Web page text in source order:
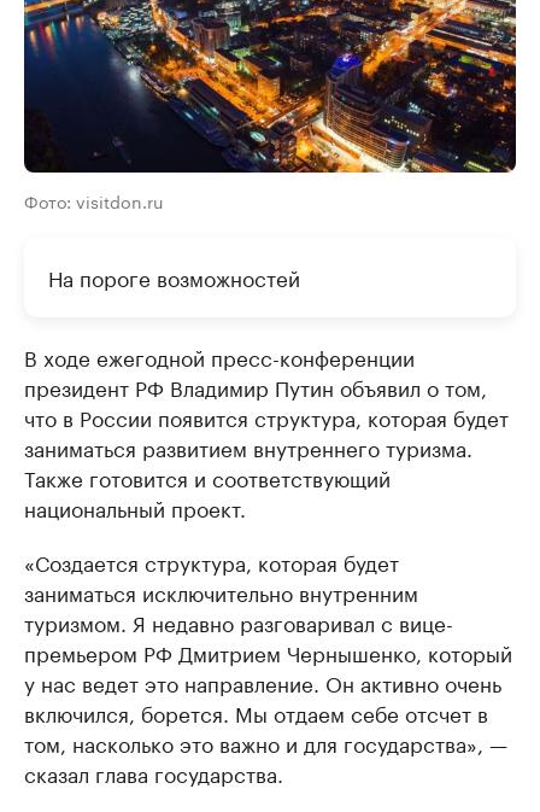
Фото: visitdon.ru
На пороге возможностей
В ходе ежегодной пресс-конференции
президент РФ Владимир Путин объявил о том,
что в России появится структура, которая будет
заниматься развитием внутреннего туризма.
Также готовится и соответствующий
национальный проект.
«Создается структура, которая будет
заниматься исключительно внутренним
туризмом. Я недавно разговаривал с вице-
премьером РФ Дмитрием Чернышенко, который
у нас ведет это направление. Он активно очень
включился, борется. Мы отдаем себе отсчет в
том, насколько это важно и для государства», —
сказал глава государства.